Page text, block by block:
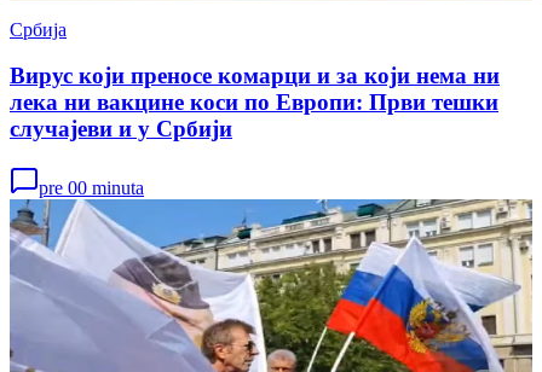
Србија
Вирус који преносе комарци и за који нема ни
лека ни вакцине коси по Европи: Први тешки
случајеви и у Србији
pre 00 minuta